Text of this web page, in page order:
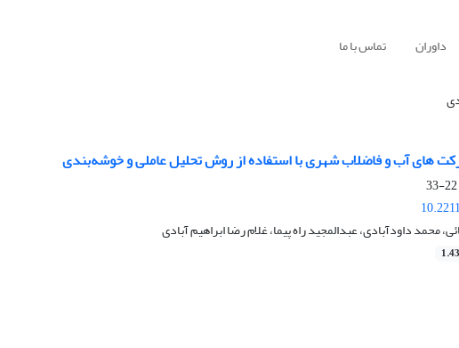
داوران تماس با ما
های آب و فاضلاب شهری با استفاده از روش تحلیل عاملی و خوشه‌بندی
22-33
داودآبادی، عبدالمجید راه پیما، غلام رضا ابراهیم آبادی